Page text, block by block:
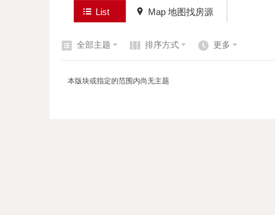
List Map 地图找房源
全部主题 排序方式 更多
本版块或指定的范围内尚无主题